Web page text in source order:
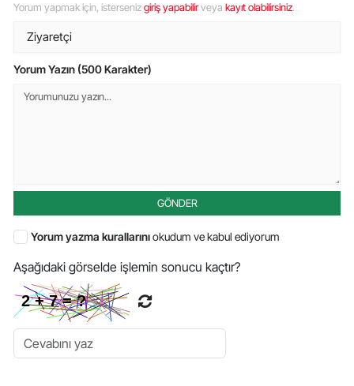
Yorum yapmak için, istersenizgiriş yapabilirveya kayıt olabilirsiniz.
Yorum Yazın (500 Karakter)
GÖNDER
Yorum yazma kurallarınıokudum ve kabul ediyorum
Aşağıdaki görselde işlemin sonucu kaçtır?